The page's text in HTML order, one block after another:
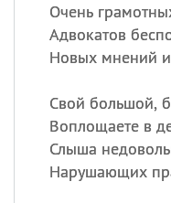
Очень
Адвокатов
Новых мнений
Свой большой,
Воплощаете в
Слыша
Нарушающих